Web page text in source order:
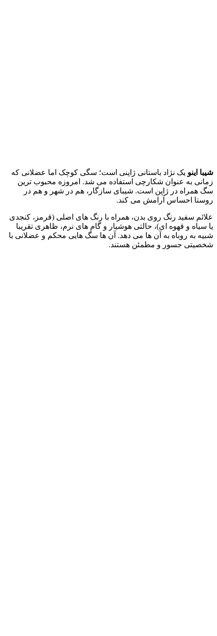
شیبا اینو یک نژاد باستانی ژاپنی است؛ سگی کوچک اما عضلانی که
زمانی به عنوان شکارچی استفاده می‌ شد. امروزه محبوب‌ ترین
سگ همراه در ژاپن است. شیبای سازگار، هم در شهر و هم در
روستا احساس آرامش می‌ کند.
علائم سفید رنگ روی بدن، همراه با رنگ‌ های اصلی (قرمز، کنجدی
یا سیاه و قهوه‌ ای)، حالتی هوشیار و گام‌ های نرم، ظاهری تقریبا
شبیه به روباه به آن‌ ها می‌ دهد. آن‌ ها سگ‌ هایی محکم و عضلانی با
شخصیتی جسور و مطمئن هستند.